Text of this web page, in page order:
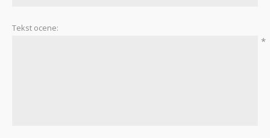
Tekst ocene:
*